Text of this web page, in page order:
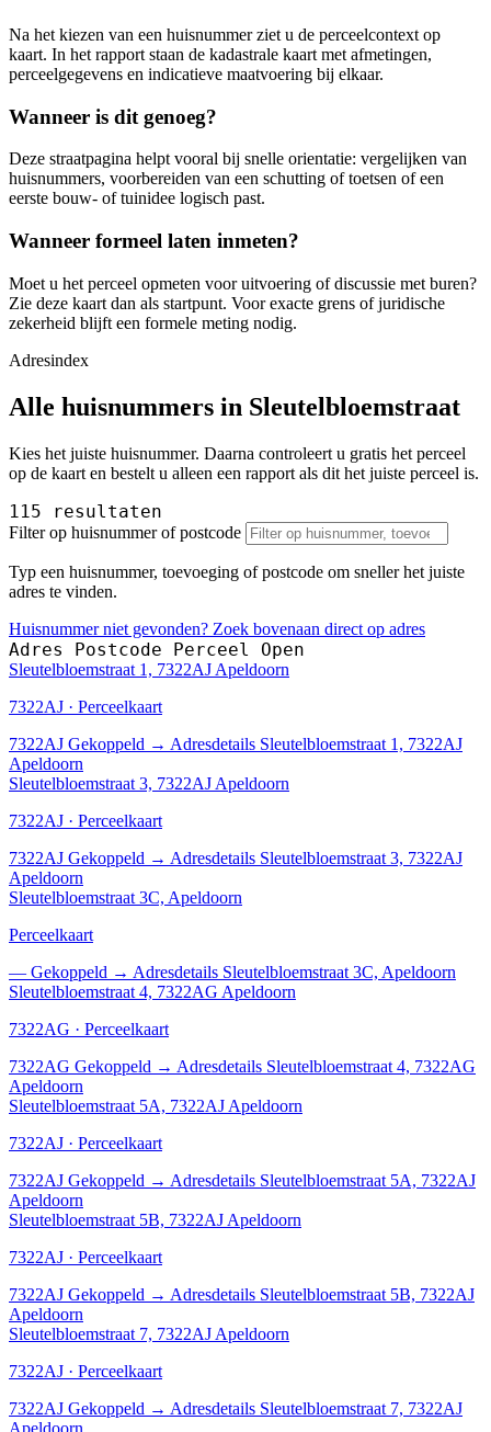
Na het kiezen van een huisnummer ziet u de perceelcontext op
kaart. In het rapport staan de kadastrale kaart met afmetingen,
perceelgegevens en indicatieve maatvoering bij elkaar.
Wanneer is dit genoeg?
Deze straatpagina helpt vooral bij snelle orientatie: vergelijken van
huisnummers, voorbereiden van een schutting of toetsen of een
eerste bouw- of tuinidee logisch past.
Wanneer formeel laten inmeten?
Moet u het perceel opmeten voor uitvoering of discussie met buren?
Zie deze kaart dan als startpunt. Voor exacte grens of juridische
zekerheid blijft een formele meting nodig.
Adresindex
Alle huisnummers in Sleutelbloemstraat
Kies het juiste huisnummer. Daarna controleert u gratis het perceel
op de kaart en bestelt u alleen een rapport als dit het juiste perceel is.
115 resultaten
Filter op huisnummer of postcode
Typ een huisnummer, toevoeging of postcode om sneller het juiste
adres te vinden.
Huisnummer niet gevonden? Zoek bovenaan direct op adres
Adres Postcode Perceel Open
Sleutelbloemstraat 1, 7322AJ Apeldoorn
7322AJ · Perceelkaart
7322AJ Gekoppeld → Adresdetails Sleutelbloemstraat 1, 7322AJ
Apeldoorn
Sleutelbloemstraat 3, 7322AJ Apeldoorn
7322AJ · Perceelkaart
7322AJ Gekoppeld → Adresdetails Sleutelbloemstraat 3, 7322AJ
Apeldoorn
Sleutelbloemstraat 3C, Apeldoorn
Perceelkaart
— Gekoppeld → Adresdetails Sleutelbloemstraat 3C, Apeldoorn
Sleutelbloemstraat 4, 7322AG Apeldoorn
7322AG · Perceelkaart
7322AG Gekoppeld → Adresdetails Sleutelbloemstraat 4, 7322AG
Apeldoorn
Sleutelbloemstraat 5A, 7322AJ Apeldoorn
7322AJ · Perceelkaart
7322AJ Gekoppeld → Adresdetails Sleutelbloemstraat 5A, 7322AJ
Apeldoorn
Sleutelbloemstraat 5B, 7322AJ Apeldoorn
7322AJ · Perceelkaart
7322AJ Gekoppeld → Adresdetails Sleutelbloemstraat 5B, 7322AJ
Apeldoorn
Sleutelbloemstraat 7, 7322AJ Apeldoorn
7322AJ · Perceelkaart
7322AJ Gekoppeld → Adresdetails Sleutelbloemstraat 7, 7322AJ
Apeldoorn